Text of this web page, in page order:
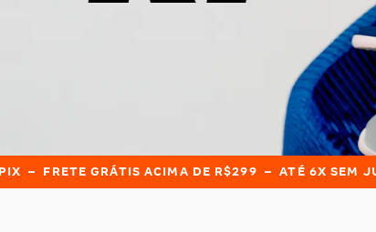
ACIMA DE R$299 – ATÉ 6X SEM JUROS –